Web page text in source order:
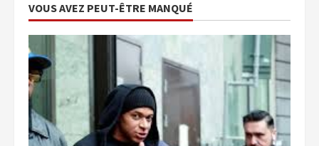
VOUS AVEZ PEUT-ÊTRE MANQUÉ